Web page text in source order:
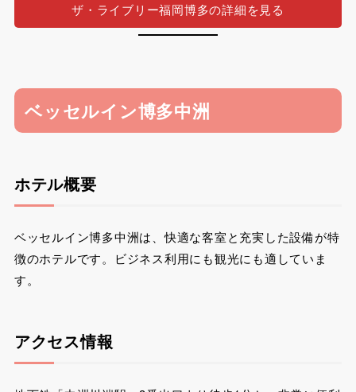
ザ・ライブリー福岡博多の詳細を見る
ベッセルイン博多中洲
ホテル概要
ベッセルイン博多中洲は、快適な客室と充実した設備が特
徴のホテルです。ビジネス利用にも観光にも適していま
す。
アクセス情報